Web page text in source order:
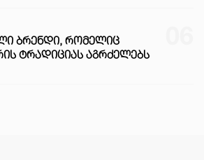
ᲑᲠᲔᲜᲓᲘ, ᲠᲝᲛᲔᲚᲘᲪ
ᲢᲠᲐᲓᲘᲪᲘᲐᲡ ᲐᲒᲠᲫᲔᲚᲔᲑᲡ